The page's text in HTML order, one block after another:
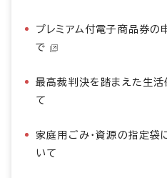
プレミアム付電子商品券の
で
最高裁判決を踏まえた生
て
家庭用ごみ・資源の指定袋
いて